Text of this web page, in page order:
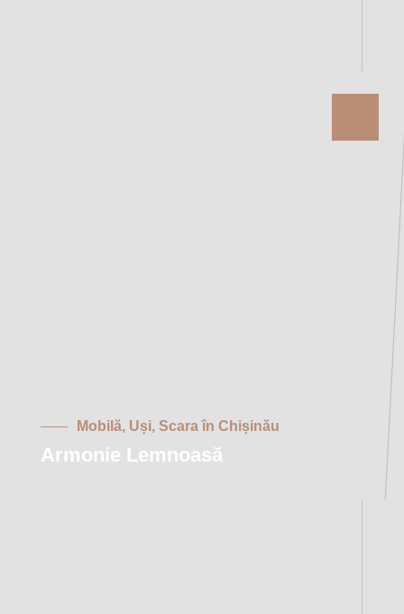
Mobilă, Uși, Scara în Chișinău
Armonie Lemnoasă